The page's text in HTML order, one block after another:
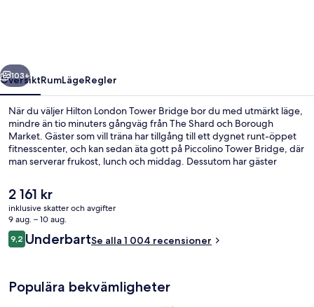
Nästa
103+
ÖversiktRumLägeRegler
När du väljer Hilton London Tower Bridge bor du med utmärkt läge,
mindre än tio minuters gångväg från The Shard och Borough
Market. Gäster som vill träna har tillgång till ett dygnet runt-öppet
fitnesscenter, och kan sedan äta gott på Piccolino Tower Bridge, där
man serverar frukost, lunch och middag. Dessutom har gäster
hjälpsamma personalen och läget brukar uppskattas av våra
resenärer. Kollektivtrafik finns i närheten. Till London Bridge
Underground Station tar det 4 minuter att gå och till Monument
Underground Station är det 11 minuter.
Det
nuvarande
priset
är
2 161 kr
2 161 kr
inklusive skatter och avgifter
9 aug. – 10 aug.
Recensioner
9,29,2 av 10,
UnderbartSe alla 1 004 recensioner
Populära bekvämligheter